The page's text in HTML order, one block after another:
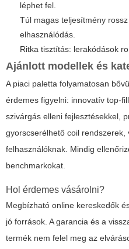
léphet fel.
Túl magas teljesítmény
elhasználódás.
Ritka tisztítás: lerakódások
Ajánlott modellek és
A piaci paletta folyamatosan
érdemes figyelni: innovatív top-fill
szivárgás elleni fejlesztésekkel,
gyorscserélhető coil rendszerek,
felhasználóknak. Mindig
benchmarkokat.
Hol érdemes vásárolni?
Megbízható online kereskedők
jó források. A garancia és a
termék nem felel meg az